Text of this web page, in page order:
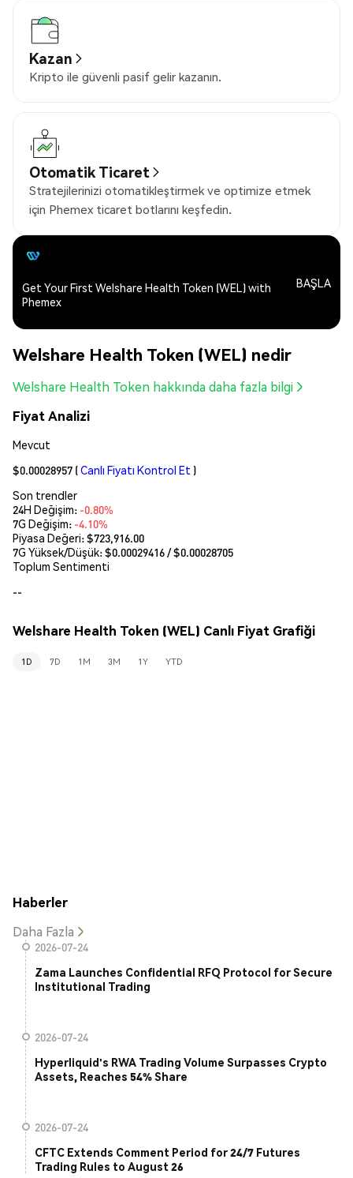
Kazan
Kripto ile güvenli pasif gelir kazanın.
Otomatik Ticaret
Stratejilerinizi otomatikleştirmek ve optimize etmek
için Phemex ticaret botlarını keşfedin.
Get Your First Welshare Health Token (WEL) with
Phemex
BAŞLA
Welshare Health Token (WEL) nedir
Welshare Health Token hakkında daha fazla bilgi
Fiyat Analizi
Mevcut
$0.00028957 (Canlı Fiyatı Kontrol Et )
Son trendler
24H Değişim: -0.80%
7G Değişim: -4.10%
Piyasa Değeri:$723,916.00
7G Yüksek/Düşük: $0.00029416/ $0.00028705
Toplum Sentimenti
--
Welshare Health Token (WEL) Canlı Fiyat Grafiği
1D 7D 1M 3M 1Y YTD
Haberler
Daha Fazla
2026-07-24
Zama Launches Confidential RFQ Protocol for Secure
Institutional Trading
2026-07-24
Hyperliquid's RWA Trading Volume Surpasses Crypto
Assets, Reaches 54% Share
2026-07-24
CFTC Extends Comment Period for 24/7 Futures
Trading Rules to August 26